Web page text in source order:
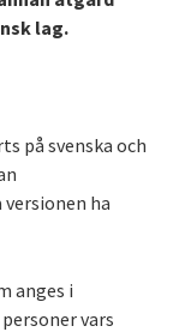
lag.
på svenska och
ha
anges i
vars